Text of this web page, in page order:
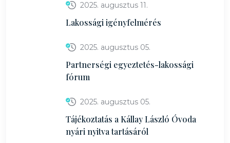
2025. augusztus 11.
Lakossági igényfelmérés
2025. augusztus 05.
Partnerségi egyeztetés-lakossági
fórum
2025. augusztus 05.
Tájékoztatás a Kállay László Óvoda
nyári nyitva tartásáról